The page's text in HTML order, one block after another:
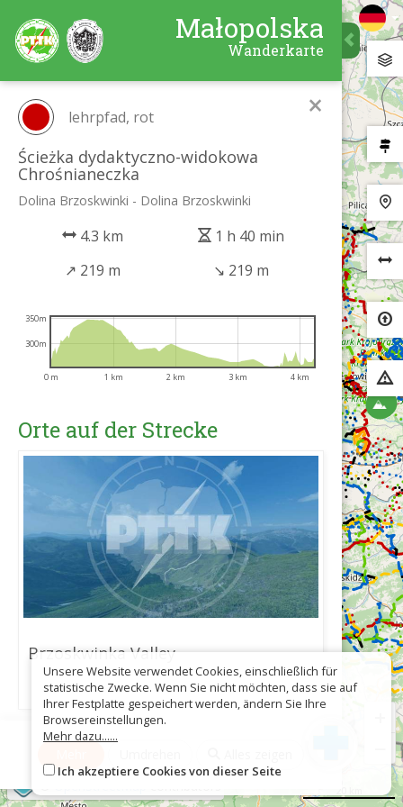
Małopolska
Wanderkarte
×
lehrpfad, rot
Ścieżka dydaktyczno-widokowa
Chrośnianeczka
Dolina Brzoskwinki - Dolina Brzoskwinki
4.3 km
1 h 40 min
↗ 219 m ↘ 219 m
0 m 1 km 2 km 3 km 4 km
300m
350m
Orte auf der Strecke
Brzoskwinka Valley
Unsere Website verwendet Cookies, einschließlich für
statistische Zwecke. Wenn Sie nicht möchten, dass sie auf
Ihrer Festplatte gespeichert werden, ändern Sie Ihre
Browsereinstellungen.
Mehr dazu......
Ich akzeptiere Cookies von dieser Seite